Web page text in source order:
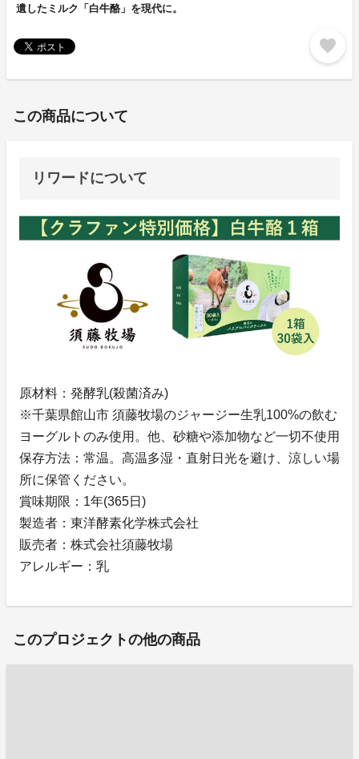
遺したミルク「白牛酪」を現代に。
favorite
この商品について
リワードについて
原材料：発酵乳(殺菌済み)
※千葉県館山市 須藤牧場のジャージー生乳100%の飲む
ヨーグルトのみ使用。他、砂糖や添加物など一切不使用
保存方法：常温。高温多湿・直射日光を避け、涼しい場
所に保管ください。
賞味期限：1年(365日)
製造者：東洋酵素化学株式会社
販売者：株式会社須藤牧場
アレルギー：乳
このプロジェクトの他の商品